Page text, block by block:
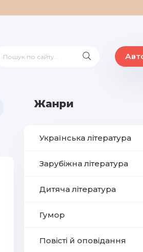
Жанри
Українська література
Зарубіжна література
Дитяча література
Гумор
Повісті й оповідання